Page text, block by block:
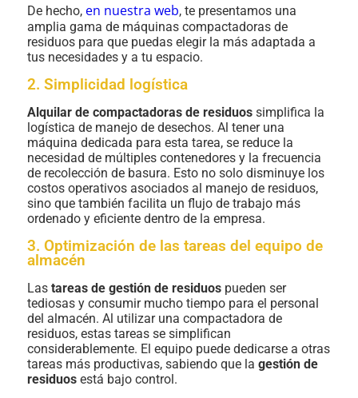
De hecho, en nuestra web, te presentamos una
amplia gama de máquinas compactadoras de
residuos para que puedas elegir la más adaptada a
tus necesidades y a tu espacio.
2. Simplicidad logística
Alquilar de compactadoras de residuos simplifica la
logística de manejo de desechos. Al tener una
máquina dedicada para esta tarea, se reduce la
necesidad de múltiples contenedores y la frecuencia
de recolección de basura. Esto no solo disminuye los
costos operativos asociados al manejo de residuos,
sino que también facilita un flujo de trabajo más
ordenado y eficiente dentro de la empresa.
3. Optimización de las tareas del equipo de
almacén
Las tareas de gestión de residuos pueden ser
tediosas y consumir mucho tiempo para el personal
del almacén. Al utilizar una compactadora de
residuos, estas tareas se simplifican
considerablemente. El equipo puede dedicarse a otras
tareas más productivas, sabiendo que la gestión de
residuos está bajo control.